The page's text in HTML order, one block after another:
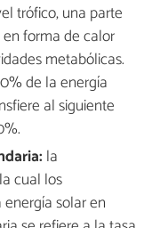
trófico, una parte
forma de calor
metabólicas.
de la energía
al siguiente
la
cual los
solar en